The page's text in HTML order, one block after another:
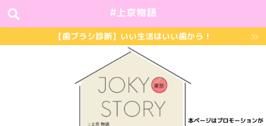
#上京物語
【歯ブラシ診断】いい生活はいい歯から！